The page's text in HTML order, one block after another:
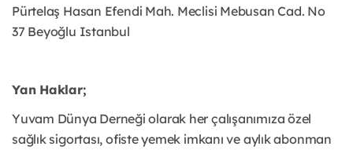
Pürtelaş Hasan Efendi Mah. Meclisi Mebusan Cad. No
37 Beyoğlu Istanbul
Yan Haklar;
Yuvam Dünya Derneği olarak her çalışanımıza özel
sağlık sigortası, ofiste yemek imkanı ve aylık abonman